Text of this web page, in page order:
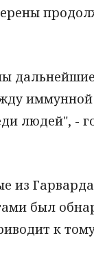
людей", -
из
был
к